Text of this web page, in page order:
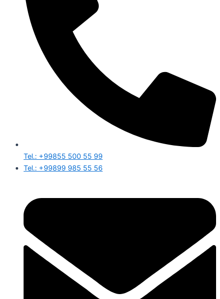
Tel.: +99855 500 55 99
Tel.: +99899 985 55 56